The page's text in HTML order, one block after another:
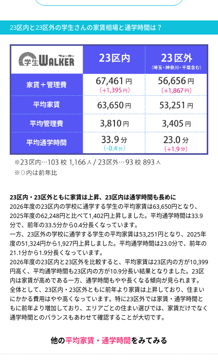
23区内と23区外の学生さんの家賃相場と通学時間は？
23区内・23区外ともに家賃は上昇、23区内は通学時間も長めに
2026年度の23区内の学校に通学する学生の平均家賃は63,650円となり、
2025年度の62,248円と比べて1,402円上昇しました。平均通学時間は33.9
分で、前年の33.5分から0.4分長くなっています。
一方、23区外の学校に通学する学生の平均家賃は53,251円となり、2025年
度の51,324円から1,927円上昇しました。平均通学時間は23.0分で、前年の
21.1分から1.9分長くなっています。
2026年度の23区内と23区外を比較すると、平均家賃は23区内の方が10,399
円高く、平均通学時間も23区内の方が10.9分長い結果となりました。23区
内は家賃が高めである一方、通学時間もやや長くなる傾向が見られます。
全体として、23区内・23区外ともに前年より家賃は上昇しており、住まい
にかかる費用はやや高くなっています。特に23区外では家賃・通学時間と
もに前年より増加しており、エリアごとの住まい選びでは、家賃だけでなく
通学時間とのバランスもあわせて確認することが大切です。
他の平均家賃・通学時間をみてみる